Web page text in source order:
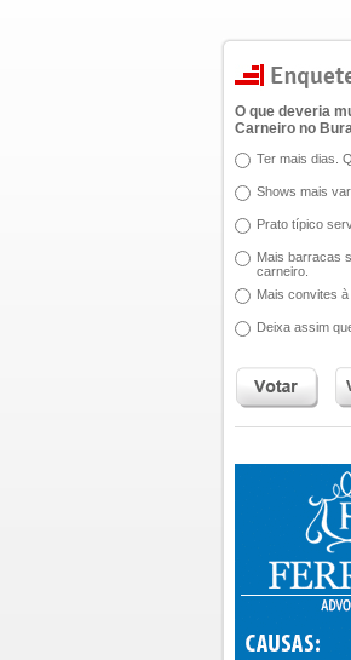
O que deveria
Carneiro no
Ter mais dias.
Shows mais
Prato típico
Mais barracas
carneiro.
Mais convites à
Deixa assim